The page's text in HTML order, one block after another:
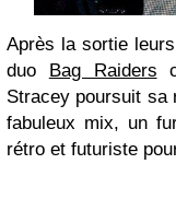
Après la sortie
duo Bag Raiders
Stracey poursuit sa
fabuleux mix, un
rétro et futuriste